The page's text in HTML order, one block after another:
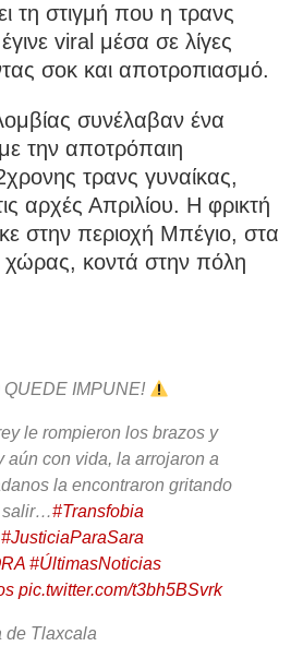
τη στιγμή που η τρανς
viral μέσα σε λίγες
σοκ και αποτροπιασμό.
συνέλαβαν ένα
την αποτρόπαιη
τρανς γυναίκας,
αρχές Απριλίου. Η φρικτή
στην περιοχή Μπέγιο, στα
χώρας, κοντά στην πόλη
QUEDE IMPUNE!
le rompieron los brazos y
aún con vida, la arrojaron a
la encontraron gritando
salir…#Transfobia
#JusticiaParaSara
#ÚltimasNoticias
pic.twitter.com/t3bh5BSvrk
Tlaxcala